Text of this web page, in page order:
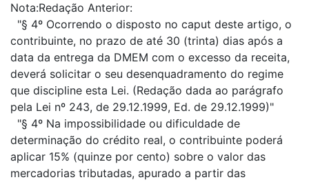
Nota:Redação Anterior:
"§ 4º Ocorrendo o disposto no caput deste artigo, o
contribuinte, no prazo de até 30 (trinta) dias após a
data da entrega da DMEM com o excesso da receita,
deverá solicitar o seu desenquadramento do regime
que discipline esta Lei. (Redação dada ao parágrafo
pela Lei nº 243, de 29.12.1999, Ed. de 29.12.1999)"
"§ 4º Na impossibilidade ou dificuldade de
determinação do crédito real, o contribuinte poderá
aplicar 15% (quinze por cento) sobre o valor das
mercadorias tributadas, apurado a partir das